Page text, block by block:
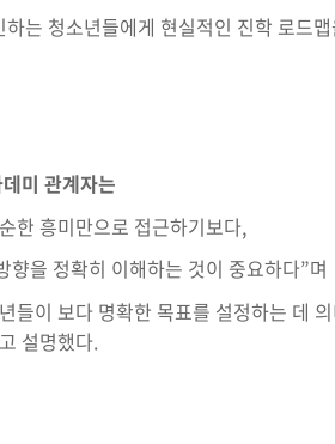
는 청소년들에게 현실적인 진학 로드
미 관계자는
한 흥미만으로 접근하기보다,
향을 정확히 이해하는 것이 중요하다”며
들이 보다 명확한 목표를 설정하는 데
설명했다.